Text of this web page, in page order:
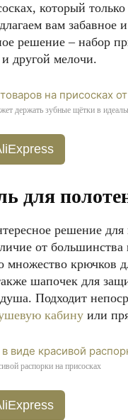
который
вам забавное
решение – набор
другой мелочи.
держать зубные щётки в
для
решение для
от большинства
множество крючков
шапочек для
Подходит
кабину или
распорки на присосках